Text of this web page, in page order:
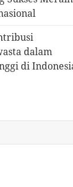
dalam
di